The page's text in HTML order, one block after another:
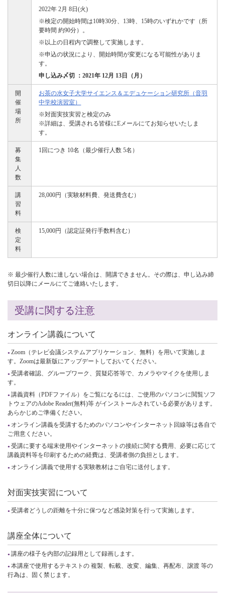
2022年 2月 8日(火)
※検定の開始時間は10時30分、13時、15時のいずれかです（所
要時間 約90分）。
※以上の日程内で調整して実施します。
※申込の状況により、開始時間が変更になる可能性がありま
す。
申し込み〆切 ：2021年 12月 13日（月）
開
催
場
所
お茶の水女子大学サイエンス＆エデュケーション研究所（音羽
中学校演習室）
※対面実技実習と検定のみ
※詳細は、受講される皆様にEメールにてお知らせいたしま
す。
募
集
人
数
1回につき 10名（最少催行人数 5名）
講
習
料
28,000円（実験材料費、発送費含む）
検
定
料
15,000円（認定証発行手数料含む）
※ 最少催行人数に達しない場合は、開講できません。その際は、申し込み締
切日以降にメールにてご連絡いたします。
受講に関する注意
オンライン講義について
Zoom（テレビ会議システムアプリケーション、無料）を用いて実施しま
す。Zoomは最新版にアップデートしておいてください。
受講者確認、グループワーク、質疑応答等で、カメラやマイクを使用しま
す。
講義資料（PDFファイル）をご覧になるには、ご使用のパソコンに閲覧ソフ
トウェアのAdobe Reader(無料)等 がインストールされている必要があります。
あらかじめご準備ください。
オンライン講義を受講するためのパソコンやインターネット回線等は各自で
ご用意ください。
受講に要する端末使用やインターネットの接続に関する費用、必要に応じて
講義資料等を印刷するための経費は、受講者側の負担とします。
オンライン講義で使用する実験教材はご自宅に送付します。
対面実技実習について
受講者どうしの距離を十分に保つなど感染対策を行って実施します。
講座全体について
講座の様子を内部の記録用として録画します。
本講座で使用するテキストの 複製、転載、改変、編集、再配布、譲渡 等の
行為は、固く禁じます。